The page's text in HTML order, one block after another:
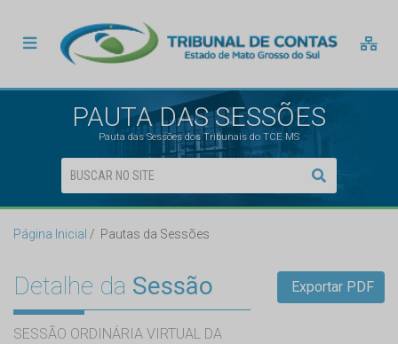
PAUTA DAS SESSÕES
Pauta das Sessões dos Tribunais do TCE MS
Página Inicial Pautas da Sessões
Detalhe da Sessão
SESSÃO ORDINÁRIA VIRTUAL DA
Exportar PDF